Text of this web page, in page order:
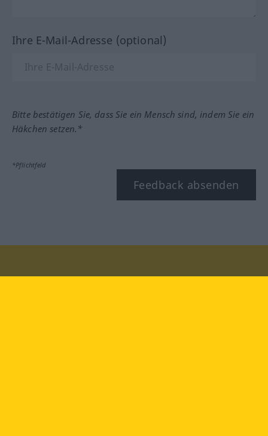
Ihre E-Mail-Adresse (optional)
Bitte bestätigen Sie, dass Sie ein Mensch sind, indem Sie ein
Häkchen setzen.*
*Pflichtfeld
Feedback absenden